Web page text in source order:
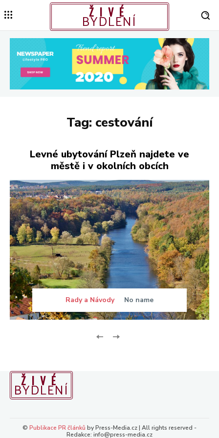
ŽIVÉ
BYDLENÍ
Tag: cestování
Levné ubytování Plzeň najdete ve
městě i v okolních obcích
Rady a Návody No name
ŽIVÉ
BYDLENÍ
© Publikace PR článků by Press-Media.cz | All rights reserved -
Redakce: info@press-media.cz